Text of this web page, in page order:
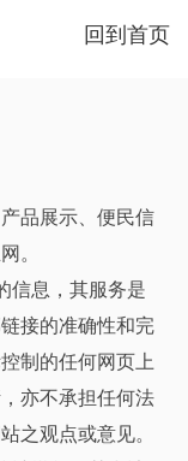
回到首页
品展示、便民信
。
信息，其服务是
接的准确性和完
制的任何网页上
亦不承担任何法
之观点或意见。